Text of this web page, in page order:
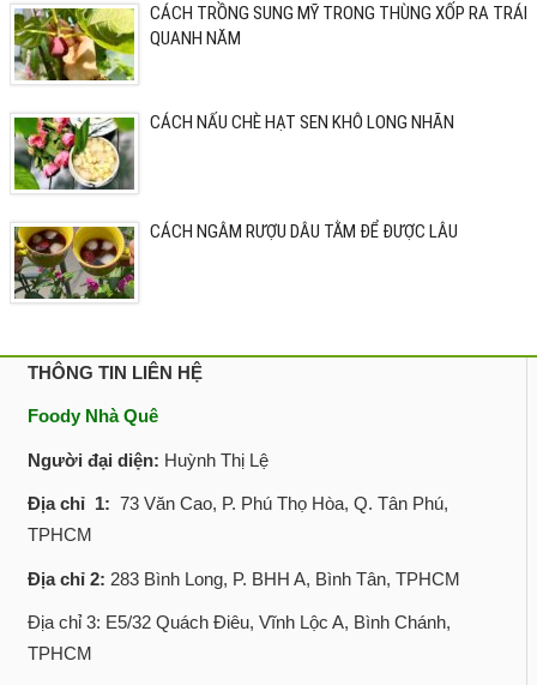
CÁCH TRỒNG SUNG MỸ TRONG THÙNG XỐP RA TRÁI
QUANH NĂM
CÁCH NẤU CHÈ HẠT SEN KHÔ LONG NHÃN
CÁCH NGÂM RƯỢU DÂU TẰM ĐỂ ĐƯỢC LÂU
THÔNG TIN LIÊN HỆ
Foody Nhà Quê
Người đại diện: Huỳnh Thị Lệ
Địa chỉ 1: 73 Văn Cao, P. Phú Thọ Hòa, Q. Tân Phú,
TPHCM
Địa chỉ 2: 283 Bình Long, P. BHH A, Bình Tân, TPHCM
Địa chỉ 3: E5/32 Quách Điêu, Vĩnh Lộc A, Bình Chánh,
TPHCM